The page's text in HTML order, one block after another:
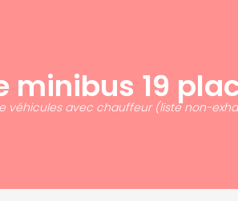
minibus 19
véhicules avec chauffeur (liste non-